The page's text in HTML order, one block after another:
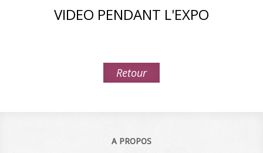
VIDEO PENDANT L'EXPO
Retour
A PROPOS